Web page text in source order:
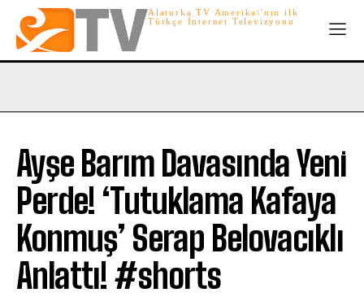
Alaturka TV Amerika\'nın ilk
Türkçe İnternet Televizyonu
Ayşe Barım Davasında Yeni
Perde! ‘Tutuklama Kafaya
Konmuş’ Serap Belovacıklı
Anlattı! #shorts